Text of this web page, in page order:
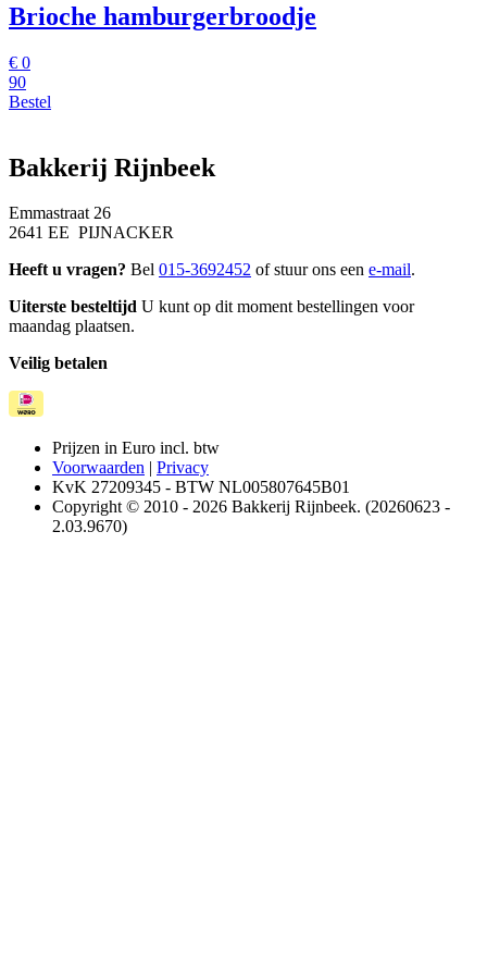
Brioche hamburgerbroodje
€ 0
90
Bestel
Bakkerij Rijnbeek
Emmastraat 26
2641 EE PIJNACKER
Heeft u vragen? Bel 015-3692452 of stuur ons een e-mail.
Uiterste besteltijd U kunt op dit moment bestellingen voor
maandag plaatsen.
Veilig betalen
Prijzen in Euro incl. btw
Voorwaarden | Privacy
KvK 27209345 - BTW NL005807645B01
Copyright © 2010 - 2026 Bakkerij Rijnbeek. (20260623 -
2.03.9670)